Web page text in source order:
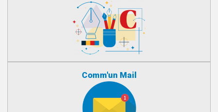
Comm'un Mail